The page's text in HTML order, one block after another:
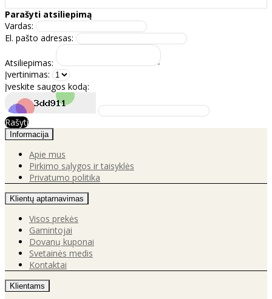
Parašyti atsiliepimą
Vardas:
El. pašto adresas:
Atsiliepimas:
Įvertinimas:
Įveskite saugos kodą:
Rašyti
Informacija
Apie mus
Pirkimo sąlygos ir taisyklės
Privatumo politika
Klientų aptarnavimas
Visos prekės
Gamintojai
Dovanų kuponai
Svetainės medis
Kontaktai
Klientams